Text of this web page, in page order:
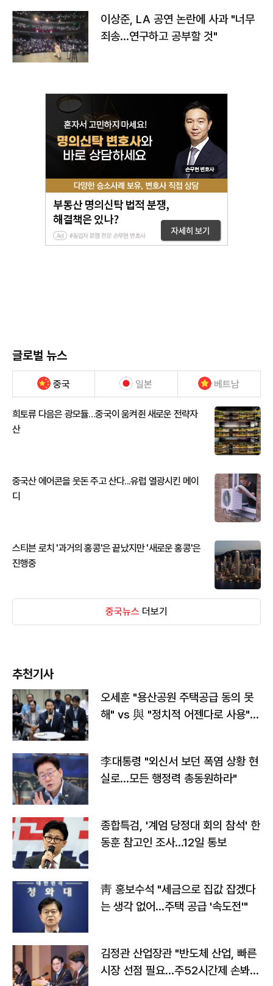
이상준, LA 공연 논란에 사과 "너무
죄송…연구하고 공부할 것"
글로벌 뉴스
중국 일본 베트남
희토류 다음은 광모듈…중국이 움켜쥔 새로운 전략자
산
중국산 에어콘을 웃돈 주고 산다...유럽 열광시킨 메이
디
스티븐 로치 '과거의 홍콩'은 끝났지만 '새로운 홍콩'은
진행중
중국뉴스 더보기
추천기사
오세훈 "용산공원 주택공급 동의 못
해" vs 與 "정치적 어젠다로 사용"
李대통령 "외신서 보던 폭염 상황 현
실로…모든 행정력 총동원하라"
종합특검, '계엄 당정대 회의 참석' 한
동훈 참고인 조사...12일 통보
靑 홍보수석 "세금으로 집값 잡겠다
는 생각 없어…주택 공급 '속도전'"
김정관 산업장관 "반도체 산업, 빠른
시장 선점 필요…주52시간제 손봐